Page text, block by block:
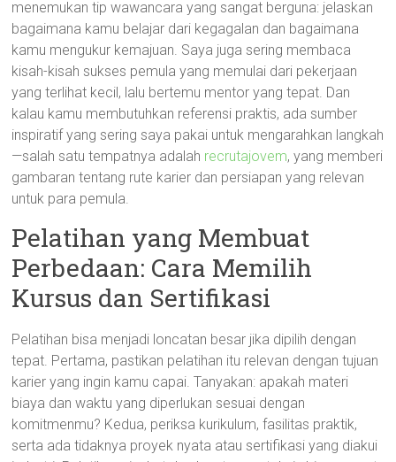
menemukan tip wawancara yang sangat berguna: jelaskan
bagaimana kamu belajar dari kegagalan dan bagaimana
kamu mengukur kemajuan. Saya juga sering membaca
kisah-kisah sukses pemula yang memulai dari pekerjaan
yang terlihat kecil, lalu bertemu mentor yang tepat. Dan
kalau kamu membutuhkan referensi praktis, ada sumber
inspiratif yang sering saya pakai untuk mengarahkan langkah
—salah satu tempatnya adalah recrutajovem, yang memberi
gambaran tentang rute karier dan persiapan yang relevan
untuk para pemula.
Pelatihan yang Membuat
Perbedaan: Cara Memilih
Kursus dan Sertifikasi
Pelatihan bisa menjadi loncatan besar jika dipilih dengan
tepat. Pertama, pastikan pelatihan itu relevan dengan tujuan
karier yang ingin kamu capai. Tanyakan: apakah materi
biaya dan waktu yang diperlukan sesuai dengan
komitmenmu? Kedua, periksa kurikulum, fasilitas praktik,
serta ada tidaknya proyek nyata atau sertifikasi yang diakui